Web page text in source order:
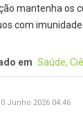
mantenha os
com
em Saúde,
Junho 2026 04:46